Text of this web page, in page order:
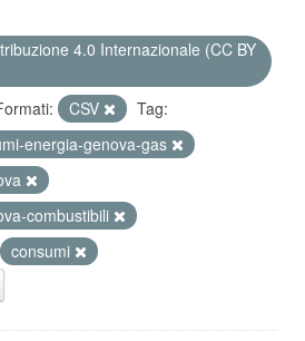
4.0 Internazionale (CC BY
CSV
Tag:
energia-genova-gas
combustibili
consumi